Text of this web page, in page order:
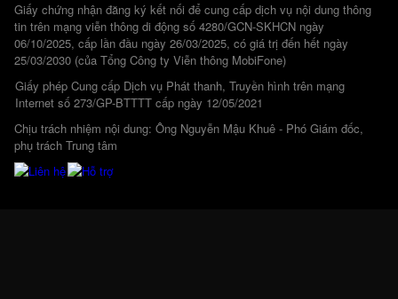
Giấy chứng nhận đăng ký kết nối để cung cấp dịch vụ nội dung thông
tin trên mạng viễn thông di động số 4280/GCN-SKHCN ngày
06/10/2025, cấp lần đầu ngày 26/03/2025, có giá trị đến hết ngày
25/03/2030 (của Tổng Công ty Viễn thông MobiFone)
Giấy phép Cung cấp Dịch vụ Phát thanh, Truyền hình trên mạng
Internet số 273/GP-BTTTT cấp ngày 12/05/2021
Chịu trách nhiệm nội dung: Ông Nguyễn Mậu Khuê - Phó Giám đốc,
phụ trách Trung tâm